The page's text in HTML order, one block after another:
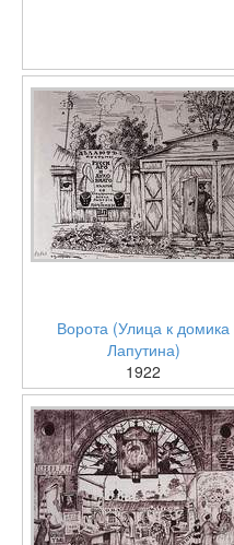
Ворота (Улица к домика
Лапутина)
1922